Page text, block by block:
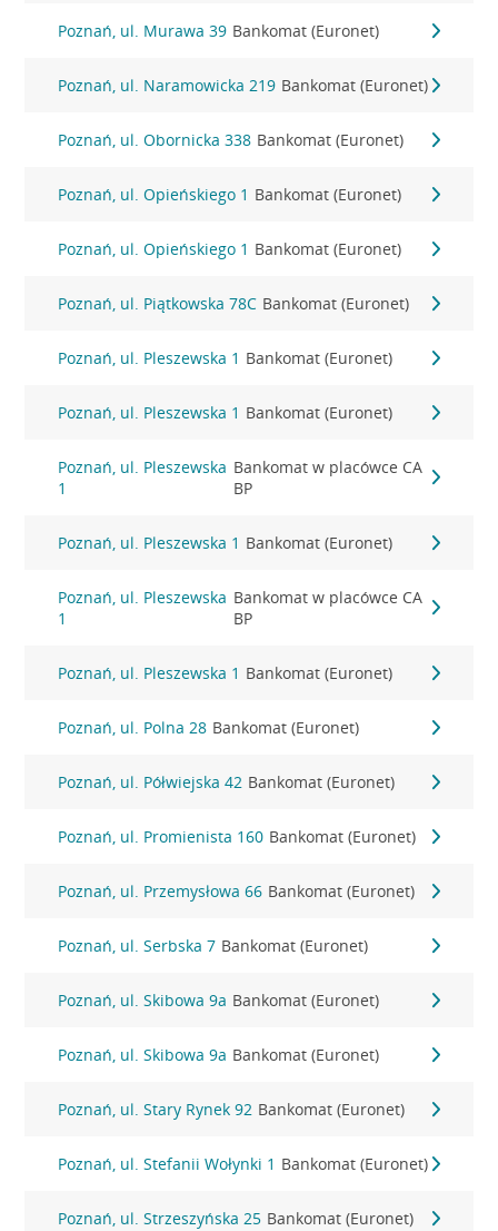
Poznań, ul. Murawa 39 Bankomat (Euronet)
Poznań, ul. Naramowicka 219 Bankomat (Euronet)
Poznań, ul. Obornicka 338 Bankomat (Euronet)
Poznań, ul. Opieńskiego 1 Bankomat (Euronet)
Poznań, ul. Opieńskiego 1 Bankomat (Euronet)
Poznań, ul. Piątkowska 78C Bankomat (Euronet)
Poznań, ul. Pleszewska 1 Bankomat (Euronet)
Poznań, ul. Pleszewska 1 Bankomat (Euronet)
Poznań, ul. Pleszewska
1
Bankomat w placówce CA
BP
Poznań, ul. Pleszewska 1 Bankomat (Euronet)
Poznań, ul. Pleszewska
1
Bankomat w placówce CA
BP
Poznań, ul. Pleszewska 1 Bankomat (Euronet)
Poznań, ul. Polna 28 Bankomat (Euronet)
Poznań, ul. Półwiejska 42 Bankomat (Euronet)
Poznań, ul. Promienista 160 Bankomat (Euronet)
Poznań, ul. Przemysłowa 66 Bankomat (Euronet)
Poznań, ul. Serbska 7 Bankomat (Euronet)
Poznań, ul. Skibowa 9a Bankomat (Euronet)
Poznań, ul. Skibowa 9a Bankomat (Euronet)
Poznań, ul. Stary Rynek 92 Bankomat (Euronet)
Poznań, ul. Stefanii Wołynki 1 Bankomat (Euronet)
Poznań, ul. Strzeszyńska 25 Bankomat (Euronet)